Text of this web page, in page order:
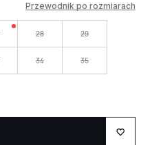
Przewodnik po rozmiarach
28 29
34 35